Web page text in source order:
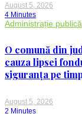
August 5, 2026
4 Minutes
Administrație publică
O comună din
cauza lipsei
siguranța pe
August 5, 2026
2 Minutes